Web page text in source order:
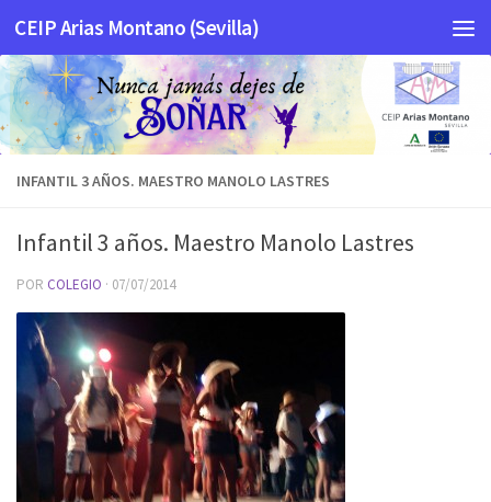
Saltar al contenido
CEIP Arias Montano (Sevilla)
INFANTIL 3 AÑOS. MAESTRO MANOLO LASTRES
Infantil 3 años. Maestro Manolo Lastres
POR COLEGIO · 07/07/2014